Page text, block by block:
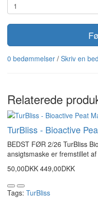
0 bedømmelser / Skriv en
Relaterede
TurBliss - Bioactive
BEDST FØR 2/26 TurBliss
ansigtsmaske er fremstillet
50,00DKK 449,00DKK
Tags: TurBliss